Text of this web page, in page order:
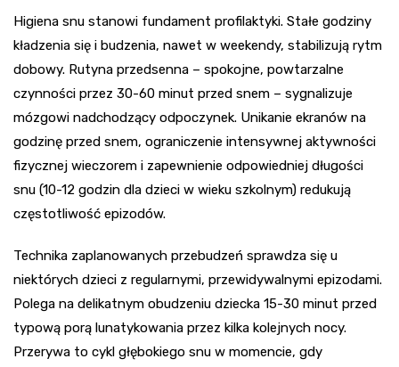
Higiena snu stanowi fundament profilaktyki. Stałe godziny
kładzenia się i budzenia, nawet w weekendy, stabilizują rytm
dobowy. Rutyna przedsenna – spokojne, powtarzalne
czynności przez 30-60 minut przed snem – sygnalizuje
mózgowi nadchodzący odpoczynek. Unikanie ekranów na
godzinę przed snem, ograniczenie intensywnej aktywności
fizycznej wieczorem i zapewnienie odpowiedniej długości
snu (10-12 godzin dla dzieci w wieku szkolnym) redukują
częstotliwość epizodów.
Technika zaplanowanych przebudzeń sprawdza się u
niektórych dzieci z regularnymi, przewidywalnymi epizodami.
Polega na delikatnym obudzeniu dziecka 15-30 minut przed
typową porą lunatykowania przez kilka kolejnych nocy.
Przerywa to cykl głębokiego snu w momencie, gdy